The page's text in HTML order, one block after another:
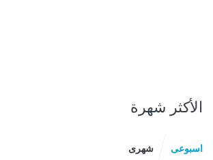
الأكثر شهرة
اسبوعى شهرى